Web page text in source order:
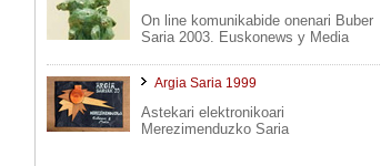
On line komunikabide onenari Buber
Saria 2003. Euskonews y Media
Argia Saria 1999
Astekari elektronikoari
Merezimenduzko Saria